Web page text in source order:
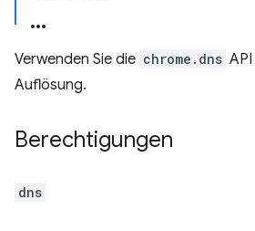
Verwenden Sie die chrome.dns
Auflösung.
Berechtigungen
dns